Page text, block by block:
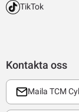
Kontakta oss
Maila TCM
TikTok